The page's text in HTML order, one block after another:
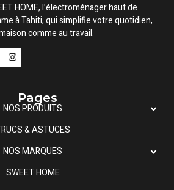
HOME, l’électroménager haut de
à Tahiti, qui simplifie votre quotidien,
comme au travail.
Pages
NOS PRODUITS
& ASTUCES
NOS MARQUES
SWEET HOME